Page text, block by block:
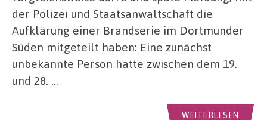
der Polizei und Staatsanwaltschaft die
Aufklärung einer Brandserie im Dortmunder
Süden mitgeteilt haben: Eine zunächst
unbekannte Person hatte zwischen dem 19.
und 28. …
WEITERLESEN